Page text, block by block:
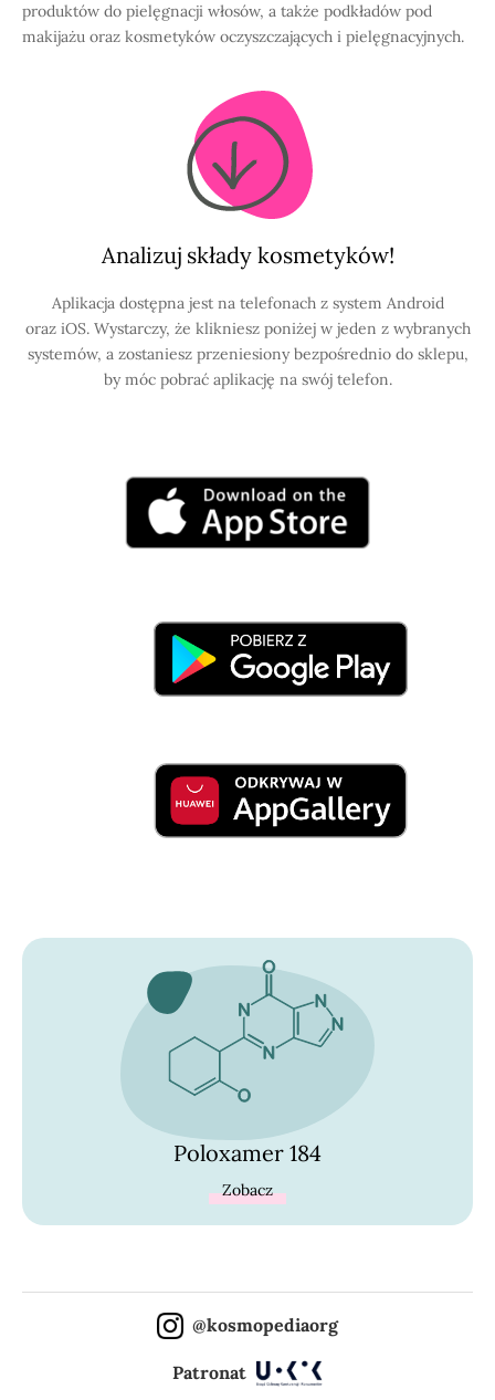
produktów do pielęgnacji włosów, a także podkładów pod
makijażu oraz kosmetyków oczyszczających i pielęgnacyjnych.
Analizuj składy kosmetyków!
Aplikacja dostępna jest na telefonach z system Android
oraz iOS. Wystarczy, że klikniesz poniżej w jeden z wybranych
systemów, a zostaniesz przeniesiony bezpośrednio do sklepu,
by móc pobrać aplikację na swój telefon.
Poloxamer 184
Zobacz
@kosmopediaorg
Patronat